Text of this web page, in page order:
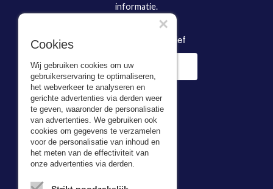
informatie.
Inschrijven nieuwsbrief
Adresgegevens
Cookies
Wij gebruiken cookies om uw
gebruikerservaring te optimaliseren,
het webverkeer te analyseren en
gerichte advertenties via derden weer
te geven, waaronder de personalisatie
van advertenties. We gebruiken ook
cookies om gegevens te verzamelen
voor de personalisatie van inhoud en
het meten van de effectiviteit van
onze advertenties via derden.
×